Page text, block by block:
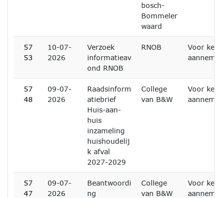
bosch-
Bommeler
waard
57
53
10-07-
2026
Verzoek
informatieav
ond RNOB
RNOB
Voor
57
48
09-07-
2026
Raadsinform
atiebrief
Huis-aan-
huis
inzameling
huishoudelij
k afval
2027-2029
College
van B&W
Voor
57
47
09-07-
2026
Beantwoordi
ng
College
van B&W
Voor